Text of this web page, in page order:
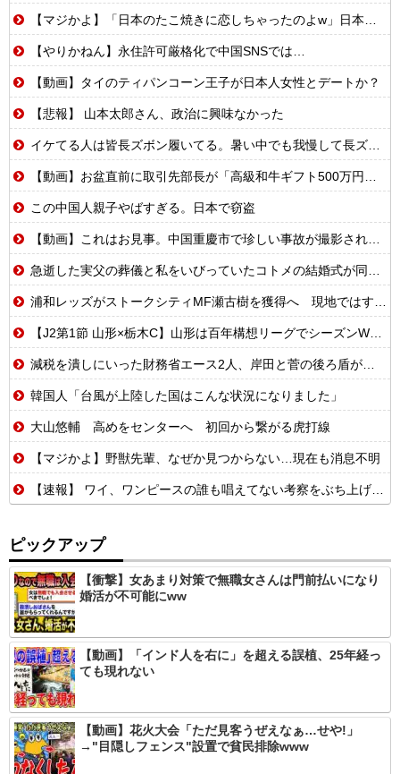
【マジかよ】「日本のたこ焼きに恋しちゃったのよw」日本留学したカナダ人が母国でたこ焼き屋を開業した結果w
【やりかねん】永住許可厳格化で中国SNSでは…
【動画】タイのティパンコーン王子が日本人女性とデートか？
【悲報】 山本太郎さん、政治に興味なかった
イケてる人は皆長ズボン履いてる。暑い中でも我慢して長ズボン履いてる。半ズボンはモテ無い。厳しいって
【動画】お盆直前に取引先部長が「高級和牛ギフト500万円分、全部キャンセルでw」→取引先本社の社長に直接納品したら…
この中国人親子やばすぎる。日本で窃盗
【動画】これはお見事。中国重慶市で珍しい事故が撮影される。
急逝した実父の葬儀と私をいびっていたコトメの結婚式が同じ日になってしまった。無理にでも来いと言われてしまい...
浦和レッズがストークシティMF瀬古樹を獲得へ 現地ではすでにクラブ間合意との情報
【J2第1節 山形×栃木C】山形は百年構想リーグでシーズンW喫した栃木C下し開幕白星！川名連介は移籍後初ゴール
減税を潰しにいった財務省エース2人、岸田と菅の後ろ盾があるから地位は安泰だと信じていたら……
韓国人「台風が上陸した国はこんな状況になりました」
大山悠輔 高めをセンターへ 初回から繋がる虎打線
【マジかよ】野獣先輩、なぜか見つからない…現在も消息不明
【速報】 ワイ、ワンピースの誰も唱えてない考察をぶち上げる【世界初】
ピックアップ
【衝撃】女あまり対策で無職女さんは門前払いになり
婚活が不可能にww
【動画】「インド人を右に」を超える誤植、25年経っ
ても現れない
【動画】花火大会「ただ見客うぜえなぁ…せや!」
→"目隠しフェンス"設置で貧民排除www